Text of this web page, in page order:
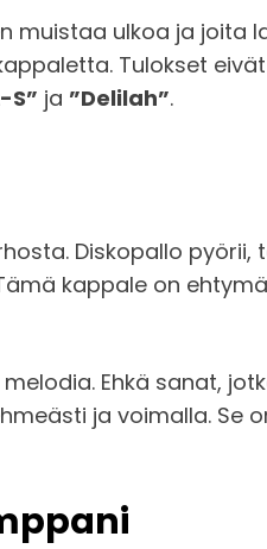
muistaa ulkoa ja joita
Tulokset
S” ja ”Delilah”.
Diskopallo
kappale on
Ehkä sanat,
ja voimalla. Se